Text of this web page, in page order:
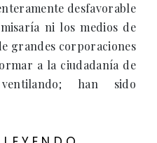
desfavorable
ni los medios de
grandes corporaciones
a la ciudadanía de
han sido